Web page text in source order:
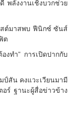
พลังงานเชิงบวกช่วย
สต์มาสพบ ฟีนิกซ์ ซันส์
ต
งทำ” การเปิดปากกับ
ป์สัน คงแวะเวียนมามี
อร์ ฐานะผู้สื่อข่าวข้าง